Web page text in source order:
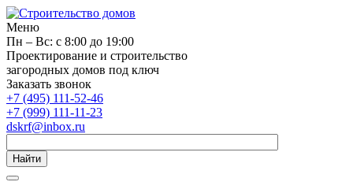
Меню
Пн – Вс: с 8:00 до 19:00
Проектирование и строительство
загородных домов под ключ
Заказать звонок
+7 (495) 111-52-46
+7 (999) 111-11-23
dskrf@inbox.ru
Найти